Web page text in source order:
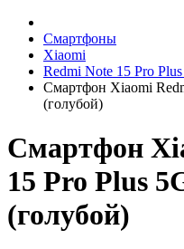
Смартфоны
Xiaomi
Redmi Note 15 Pro
Смартфон Xiaomi
(голубой)
Смартфон
15 Pro Plus
(голубой)